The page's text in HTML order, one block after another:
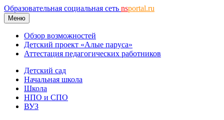
Образовательная социальная сеть nsportal.ru
Меню
Обзор возможностей
Детский проект «Алые паруса»
Аттестация педагогических работников
Детский сад
Начальная школа
Школа
НПО и СПО
ВУЗ